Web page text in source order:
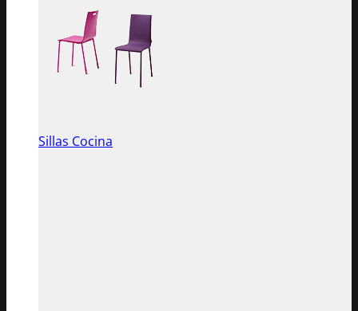
Sillas Cocina